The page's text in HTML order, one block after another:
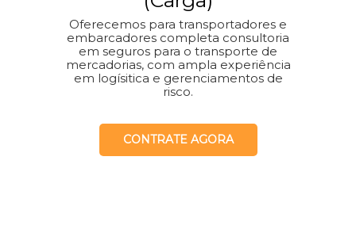
Oferecemos para transportadores e
embarcadores completa consultoria
em seguros para o transporte de
mercadorias, com ampla experiência
em logísitica e gerenciamentos de
risco.
CONTRATE AGORA